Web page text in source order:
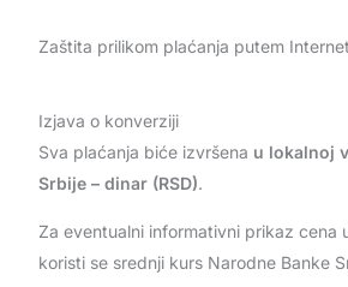
Zaštita prilikom plaćanja putem
Izjava o konverziji
Sva plaćanja biće izvršena u lokalnoj
Srbije – dinar (RSD).
Za eventualni informativni prikaz cena
koristi se srednji kurs Narodne Banke